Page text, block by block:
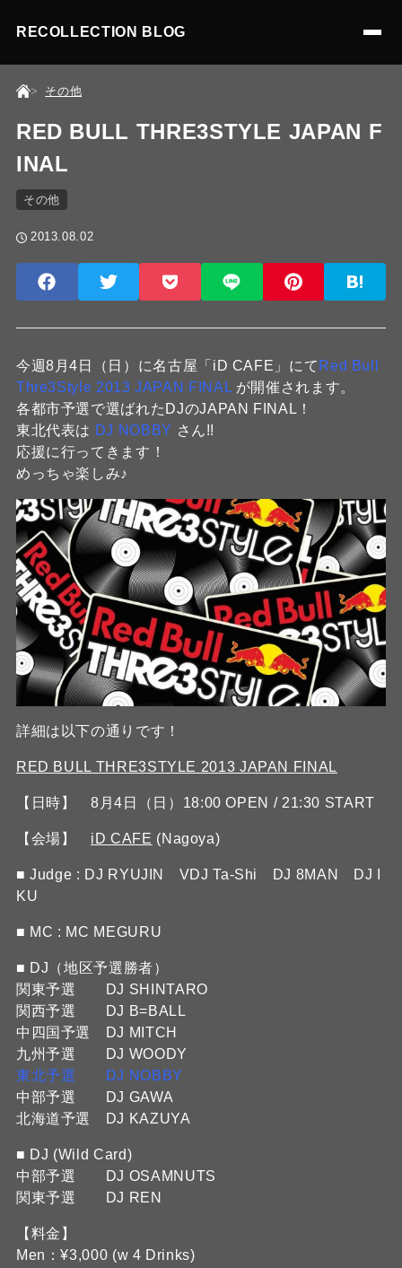
RECOLLECTION BLOG
その他
RED BULL THRE3STYLE JAPAN F
INAL
その他
2013.08.02
今週8月4日（日）に名古屋「iD CAFE」にて Red Bull
Thre3Style 2013 JAPAN FINAL が開催されます。
各都市予選で選ばれたDJのJAPAN FINAL！
東北代表は DJ NOBBY さん!!
応援に行ってきます！
めっちゃ楽しみ♪
詳細は以下の通りです！
RED BULL THRE3STYLE 2013 JAPAN FINAL
【日時】 8月4日（日）18:00 OPEN / 21:30 START
【会場】 iD CAFE (Nagoya)
■ Judge : DJ RYUJIN VDJ Ta-Shi DJ 8MAN DJ I
KU
■ MC : MC MEGURU
■ DJ（地区予選勝者）
関東予選 DJ SHINTARO
関西予選 DJ B=BALL
中四国予選 DJ MITCH
九州予選 DJ WOODY
東北予選 DJ NOBBY
中部予選 DJ GAWA
北海道予選 DJ KAZUYA
■ DJ (Wild Card)
中部予選 DJ OSAMNUTS
関東予選 DJ REN
【料金】
Men：¥3,000 (w 4 Drinks)